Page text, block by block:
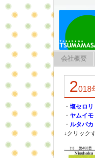
会社概要
2018
・ 塩セロリ
・ ヤムイモ
・ ルタバカ
↓クリック